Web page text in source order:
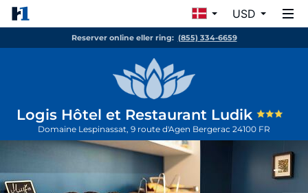
USD
Reserver online eller ring: (855) 334-6659
Logis Hôtel et Restaurant Ludik
Domaine Lespinassat, 9 route d'Agen Bergerac 24100 FR